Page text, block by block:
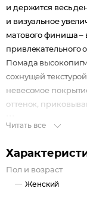
и держится весь
и визуальное
матового финиша –
привлекательного
Помада
сохнущей
невесомое
оттенок,
Продукт имеет
истинное
Специально
Читать все
Пол и возраст
Женский